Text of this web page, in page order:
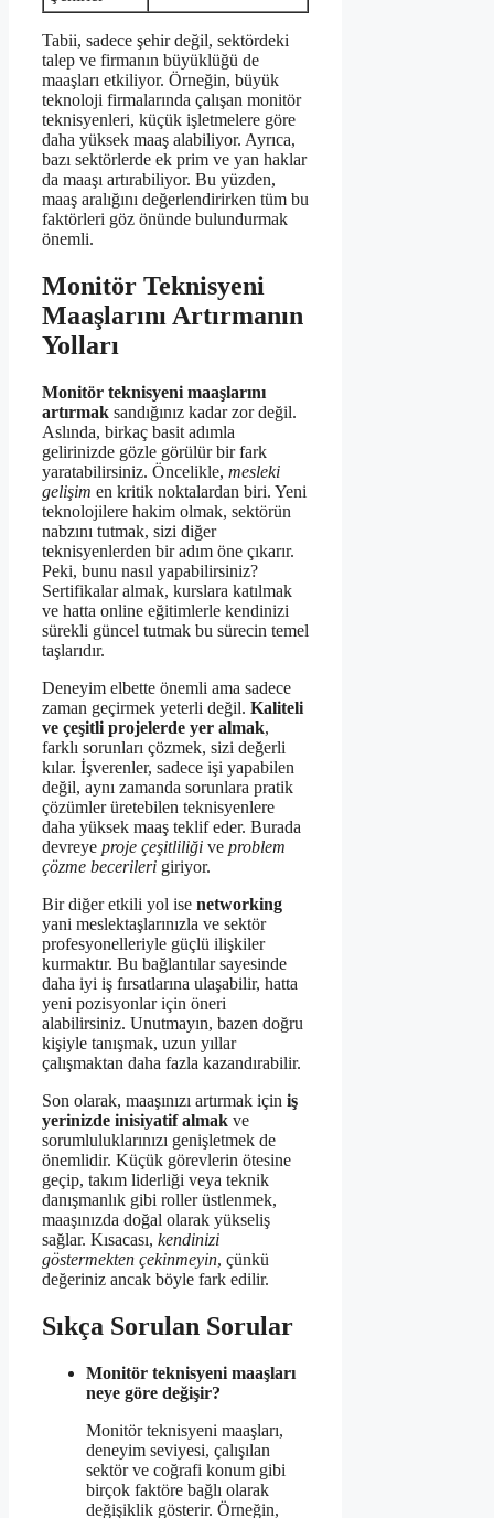
Tabii, sadece şehir değil, sektördeki
talep ve firmanın büyüklüğü de
maaşları etkiliyor. Örneğin, büyük
teknoloji firmalarında çalışan monitör
teknisyenleri, küçük işletmelere göre
daha yüksek maaş alabiliyor. Ayrıca,
bazı sektörlerde ek prim ve yan haklar
da maaşı artırabiliyor. Bu yüzden,
maaş aralığını değerlendirirken tüm bu
faktörleri göz önünde bulundurmak
önemli.
Monitör Teknisyeni
Maaşlarını Artırmanın
Yolları
Monitör teknisyeni maaşlarını
artırmak sandığınız kadar zor değil.
Aslında, birkaç basit adımla
gelirinizde gözle görülür bir fark
yaratabilirsiniz. Öncelikle, mesleki
gelişim en kritik noktalardan biri. Yeni
teknolojilere hakim olmak, sektörün
nabzını tutmak, sizi diğer
teknisyenlerden bir adım öne çıkarır.
Peki, bunu nasıl yapabilirsiniz?
Sertifikalar almak, kurslara katılmak
ve hatta online eğitimlerle kendinizi
sürekli güncel tutmak bu sürecin temel
taşlarıdır.
Deneyim elbette önemli ama sadece
zaman geçirmek yeterli değil. Kaliteli
ve çeşitli projelerde yer almak,
farklı sorunları çözmek, sizi değerli
kılar. İşverenler, sadece işi yapabilen
değil, aynı zamanda sorunlara pratik
çözümler üretebilen teknisyenlere
daha yüksek maaş teklif eder. Burada
devreye proje çeşitliliği ve problem
çözme becerileri giriyor.
Bir diğer etkili yol ise networking
yani meslektaşlarınızla ve sektör
profesyonelleriyle güçlü ilişkiler
kurmaktır. Bu bağlantılar sayesinde
daha iyi iş fırsatlarına ulaşabilir, hatta
yeni pozisyonlar için öneri
alabilirsiniz. Unutmayın, bazen doğru
kişiyle tanışmak, uzun yıllar
çalışmaktan daha fazla kazandırabilir.
Son olarak, maaşınızı artırmak için iş
yerinizde inisiyatif almak ve
sorumluluklarınızı genişletmek de
önemlidir. Küçük görevlerin ötesine
geçip, takım liderliği veya teknik
danışmanlık gibi roller üstlenmek,
maaşınızda doğal olarak yükseliş
sağlar. Kısacası, kendinizi
göstermekten çekinmeyin, çünkü
değeriniz ancak böyle fark edilir.
Sıkça Sorulan Sorular
Monitör teknisyeni maaşları
neye göre değişir?
Monitör teknisyeni maaşları,
deneyim seviyesi, çalışılan
sektör ve coğrafi konum gibi
birçok faktöre bağlı olarak
değişiklik gösterir. Örneğin,